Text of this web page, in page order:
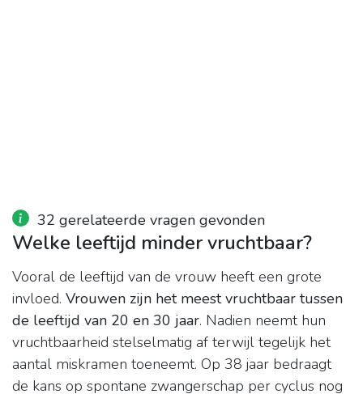
32 gerelateerde vragen gevonden
Welke leeftijd minder vruchtbaar?
Vooral de leeftijd van de vrouw heeft een grote
invloed. Vrouwen zijn het meest vruchtbaar tussen
de leeftijd van 20 en 30 jaar. Nadien neemt hun
vruchtbaarheid stelselmatig af terwijl tegelijk het
aantal miskramen toeneemt. Op 38 jaar bedraagt
de kans op spontane zwangerschap per cyclus nog